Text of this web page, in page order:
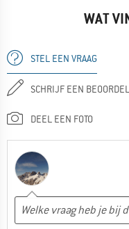
WAT
STEL EEN VRAAG
SCHRIJF EEN
DEEL EEN FOTO